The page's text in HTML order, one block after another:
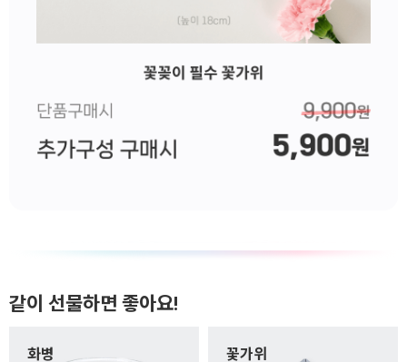
같이 선물하면 좋아요!
화병 꽃가위